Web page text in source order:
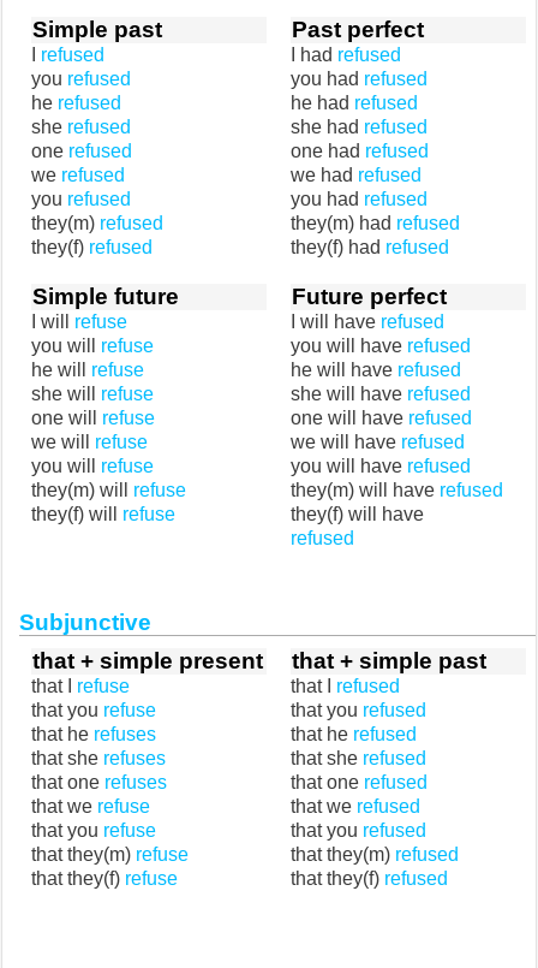
Simple past
refused
you refused
he refused
she refused
one refused
we refused
you refused
they(m) refused
they(f) refused
Past perfect
I had refused
you had refused
he had refused
she had refused
one had refused
we had refused
you had refused
they(m) had refused
they(f) had refused
Simple future
I will refuse
you will refuse
he will refuse
she will refuse
one will refuse
we will refuse
you will refuse
they(m) will refuse
they(f) will refuse
Future perfect
I will have refused
you will have refused
he will have refused
she will have refused
one will have refused
we will have refused
you will have refused
they(m) will have refused
they(f) will have
refused
Subjunctive
that + simple present
that I refuse
that you refuse
that he refuses
that she refuses
that one refuses
that we refuse
that you refuse
that they(m) refuse
that they(f) refuse
that + simple past
that I refused
that you refused
that he refused
that she refused
that one refused
that we refused
that you refused
that they(m) refused
that they(f) refused